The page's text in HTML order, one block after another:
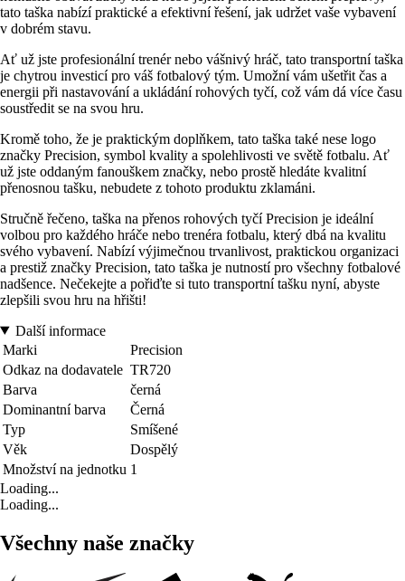
tato taška nabízí praktické a efektivní řešení, jak udržet vaše vybavení
v dobrém stavu.
Ať už jste profesionální trenér nebo vášnivý hráč, tato transportní taška
je chytrou investicí pro váš fotbalový tým. Umožní vám ušetřit čas a
energii při nastavování a ukládání rohových tyčí, což vám dá více času
soustředit se na svou hru.
Kromě toho, že je praktickým doplňkem, tato taška také nese logo
značky Precision, symbol kvality a spolehlivosti ve světě fotbalu. Ať
už jste oddaným fanouškem značky, nebo prostě hledáte kvalitní
přenosnou tašku, nebudete z tohoto produktu zklamáni.
Stručně řečeno, taška na přenos rohových tyčí Precision je ideální
volbou pro každého hráče nebo trenéra fotbalu, který dbá na kvalitu
svého vybavení. Nabízí výjimečnou trvanlivost, praktickou organizaci
a prestiž značky Precision, tato taška je nutností pro všechny fotbalové
nadšence. Nečekejte a pořiďte si tuto transportní tašku nyní, abyste
zlepšili svou hru na hřišti!
Další informace
Marki
Precision
Odkaz na dodavatele TR720
Barva
černá
Dominantní barva
Černá
Typ
Smíšené
Věk
Dospělý
Množství na jednotku 1
Loading...
Loading...
Všechny naše značky